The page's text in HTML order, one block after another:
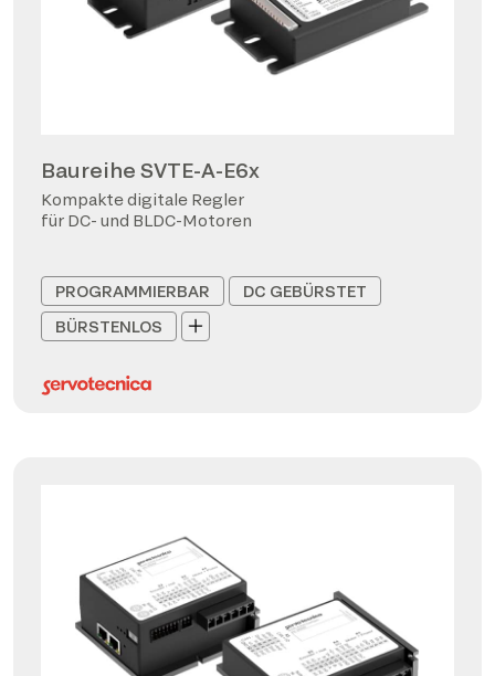
Baureihe SVTE-A-E6x
Kompakte digitale Regler
für DC- und BLDC-Motoren
PROGRAMMIERBAR
DC GEBÜRSTET
BÜRSTENLOS